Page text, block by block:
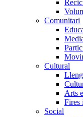
Comunitari
Cultural
Arts
Fires
Social